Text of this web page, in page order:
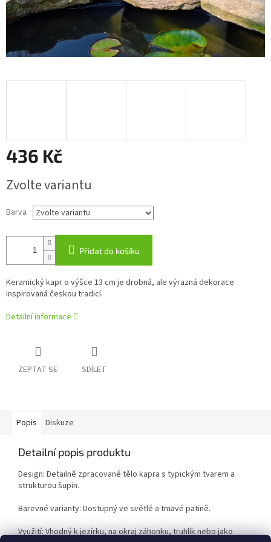
436 Kč
cena:
Zvolte variantu
Barva
Přidat do košíku
Keramický kapr o výšce 13 cm je drobná, ale výrazná dekorace
inspirovaná českou tradicí.
Detailní informace
ZEPTAT SE SDÍLET
Popis Diskuze
Detailní popis produktu
Design: Detailně zpracované tělo kapra s typickým tvarem a
strukturou šupin.
Barevné varianty: Dostupný ve světlé a tmavé patině.
Využití: Vhodný k jezírku, na okraj záhonku, truhlík nebo jako